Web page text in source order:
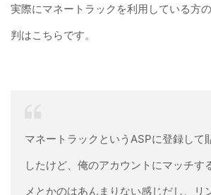
実際にマネートラックを利用している方
判はこちらです。
マネートラックというASPに登録して
したけど、俺のアカウントにマッチす
メとかのはあんまりない感じだし、リ